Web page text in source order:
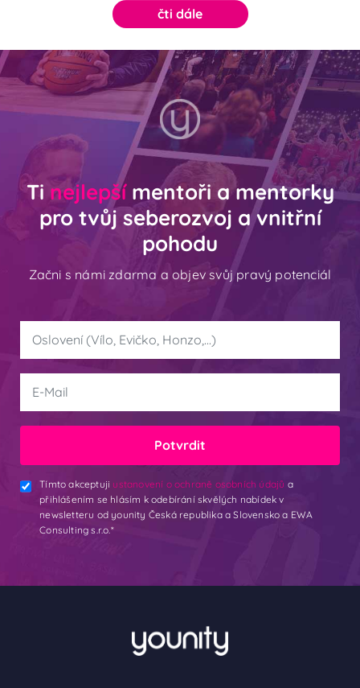
čti dále
Ti nejlepšímentoři a mentorky
pro tvůj seberozvoj a vnitřní
pohodu
Začni s námi zdarma a objev svůj pravý potenciál
Potvrdit
Tímto akceptuji ustanovení o ochraně osobních údajů a
přihlášením se hlásím k odebírání skvělých nabídek v
newsletteru od younity Česká republika a Slovensko a EWA
Consulting s.r.o.*